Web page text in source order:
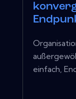
einfach,